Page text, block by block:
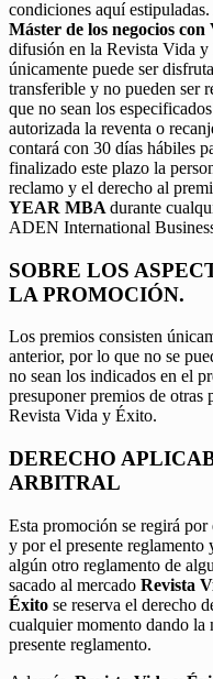
condiciones aquí
Máster de los negocios
difusión en la Revista Vida
únicamente puede ser
transferible y no pueden ser
que no sean los
autorizada la reventa o
contará con 30 días hábiles
finalizado este plazo la
reclamo y el derecho al
YEAR MBA durante
ADEN International
SOBRE LOS
LA PROMOCIÓN.
Los premios consisten
anterior, por lo que no se
no sean los indicados en el
presuponer premios de otras
Revista Vida y Éxito.
DERECHO
ARBITRAL
Esta promoción se regirá
y por el presente reglamento
algún otro reglamento de
sacado al mercado Revista
Éxito se reserva el derecho
cualquier momento dando la
presente reglamento.